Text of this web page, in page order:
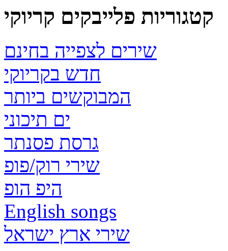
קטגוריות פלייבקים קריוקי
שירים לצפייה בחינם
חדש בקריוקי
המבוקשים ביותר
ים תיכוני
גרסת פסנתר
שירי רוק/פופ
היפ הופ
English songs
שירי ארץ ישראל